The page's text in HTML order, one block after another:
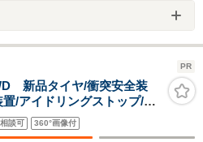
PR
新品タイヤ/衝突安全装
/アイドリングストップ/禁
ッグ 助手席/パワーウイン
説明書
談可 360°画像付